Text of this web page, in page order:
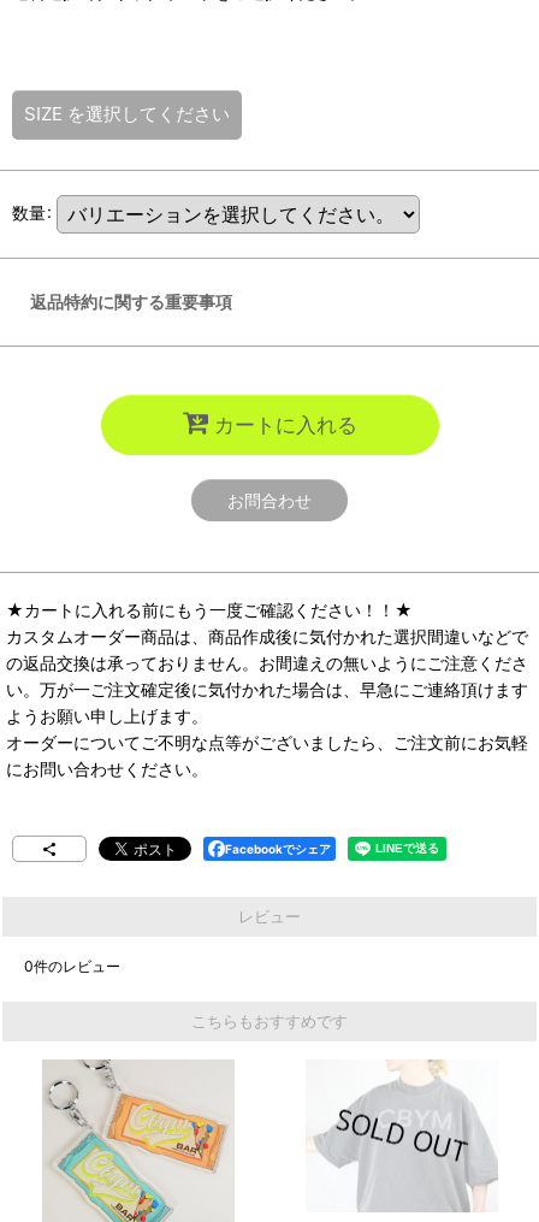
SIZE を選択してください
数量:
返品特約に関する重要事項
カートに入れる
お問合わせ
★カートに入れる前にもう一度ご確認ください！！★
カスタムオーダー商品は、商品作成後に気付かれた選択間違いなどで
の返品交換は承っておりません。お間違えの無いようにご注意くださ
い。万が一ご注文確定後に気付かれた場合は、早急にご連絡頂けます
ようお願い申し上げます。
オーダーについてご不明な点等がございましたら、ご注文前にお気軽
にお問い合わせください。
Facebookでシェア
レビュー
0件のレビュー
こちらもおすすめです